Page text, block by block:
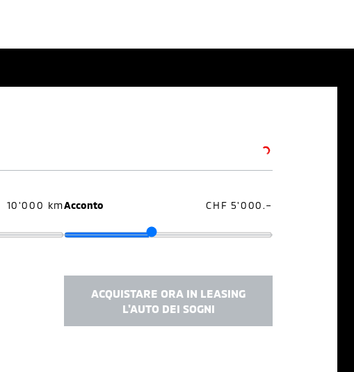
10'000 kmAcconto CHF 5'000.–
ACQUISTARE ORA IN LEASING
L'AUTO DEI SOGNI